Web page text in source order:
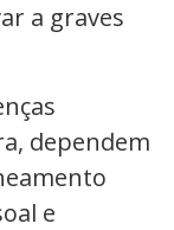
a graves
dependem
e